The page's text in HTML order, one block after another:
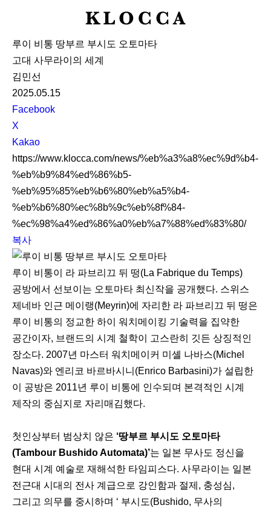
K
O
C
루이 비통 땅부르 부시도 오토마타
고대 사무라이의 세계
김민선
2025.05.15
S
N
S
S
h
a
r
e
Facebook
X
Kakao
https://www.klocca.com/news/%eb%a3%a8%ec%9d%b4-
%eb%b9%84%ed%86%b5-
%eb%95%85%eb%b6%80%eb%a5%b4-
%eb%b6%80%ec%8b%9c%eb%8f%84-
%ec%98%a4%ed%86%a0%eb%a7%88%ed%83%80/
복사
루이 비통이 라 파브리끄 뒤 떵(La Fabrique du Temps)
공방에서 선보이는 오토마타 최신작을 공개했다. 스위스
제네바 인근 메이랭(Meyrin)에 자리한 라 파브리끄 뒤 떵은
루이 비통의 정교한 하이 워치메이킹 기술력을 집약한
공간이자, 브랜드의 시계 철학이 고스란히 깃든 상징적인
장소다. 2007년 마스터 워치메이커 미셸 나바스(Michel
Navas)와 엔리코 바르바시니(Enrico Barbasini)가 설립한
이 공방은 2011년 루이 비통에 인수되며 본격적인 시계
제작의 중심지로 자리매김했다.
첫인상부터 범상치 않은 ‘땅부르 부시도 오토마타
(Tambour Bushido Automata)’는 일본 무사도 정신을
현대 시계 예술로 재해석한 타임피스다. 사무라이는 일본
전근대 시대의 전사 계급으로 강인함과 절제, 충성심,
그리고 의무를 중시하며 ‘ 부시도(Bushido, 무사의